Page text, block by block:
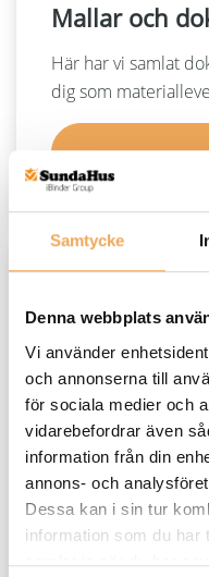
Samtycke
Denna webbplats
Vi använder
och annonserna till
för sociala medier och
vidarebefordrar även
information från din
annons- och
Dessa kan i sin tur
information som du har
samlat in när du har
Mallar och
Här har vi samlat
dig som